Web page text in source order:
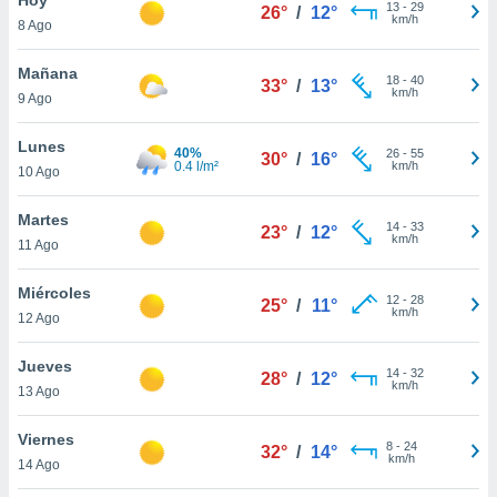
en
más
nuestra
de
cookies
aceptar
8 Ago
26° / 12° 13- 29
km/h
Mañana
9 Ago
33° / 13° 18- 40
km/h
Lunes
10 Ago
40%
0.4 l/m²
30° / 16° 26- 55
km/h
Martes
11 Ago
23° / 12° 14- 33
km/h
Miércoles
12 Ago
25° / 11° 12- 28
km/h
Jueves
13 Ago
28° / 12° 14- 32
km/h
Viernes
14 Ago
32° / 14° 8- 24
km/h